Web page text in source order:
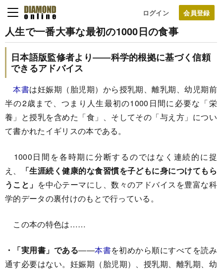
ログイン
人生で一番大事な最初の1000日の食事
日本語版監修者より――科学的根拠に基づく信頼
できるアドバイス
本書は妊娠期（胎児期）から授乳期、離乳期、幼児期前
半の2歳まで、つまり人生最初の1000日間に必要な「栄
養」と授乳を含めた「食」、そしてその「与え方」につい
て書かれたイギリスの本である。
1000日間を各時期に分断するのではなく連続的に捉
え、
「生涯続く健康的な食習慣を子どもに身につけてもら
うこと」 を中心テーマにし、数々のアドバイスを豊富な科
学的データの裏付けのもとで行っている。
この本の特色は……
・「実用書」である――本書を初めから順にすべてを読み
通す必要はない。妊娠期（胎児期）、授乳期、離乳期、幼